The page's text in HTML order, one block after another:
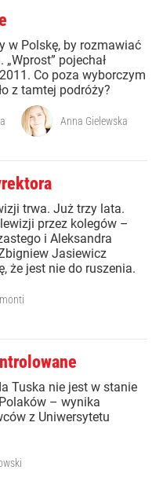
w Polskę, by rozmawiać
pojechał
Co poza wyborczym
z tamtej podróży?
Anna Gielewska
trwa. Już trzy lata.
przez kolegów –
i Aleksandra
Jasiewicz
że jest nie do ruszenia.
Tuska nie jest w stanie
– wynika
z Uniwersytetu